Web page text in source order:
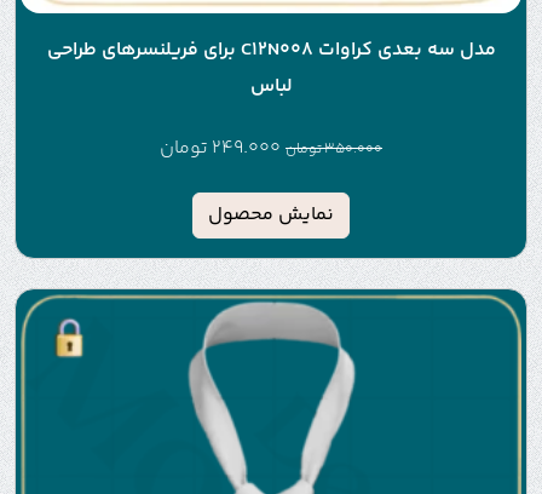
مدل سه بعدی کراوات C12N008 برای فریلنسرهای طراحی
لباس
350.000تومان 249.000 تومان
نمایش محصول